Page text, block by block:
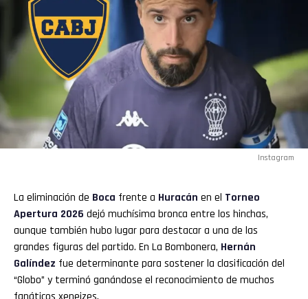
Instagram
La eliminación de Boca frente a Huracán en el Torneo
Apertura 2026 dejó muchísima bronca entre los hinchas,
aunque también hubo lugar para destacar a una de las
grandes figuras del partido. En La Bombonera, Hernán
Galíndez fue determinante para sostener la clasificación del
“Globo” y terminó ganándose el reconocimiento de muchos
Whatsapp
Email